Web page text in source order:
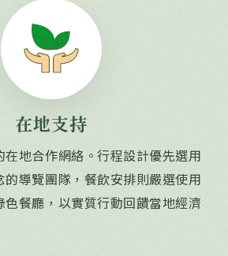
在地支持
在地合作網絡。行程設計優先選用
的導覽團隊，餐飲安排則嚴選使用
餐廳，以實質行動回饋當地經濟